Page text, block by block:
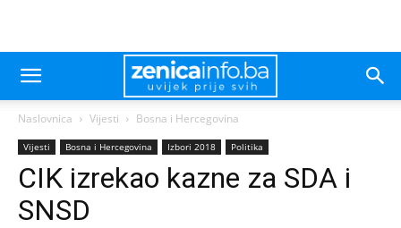
Naslovnica Vijesti Bosna i Hercegovina
Vijesti Bosna i Hercegovina Izbori 2018 Politika
CIK izrekao kazne za SDA i
SNSD